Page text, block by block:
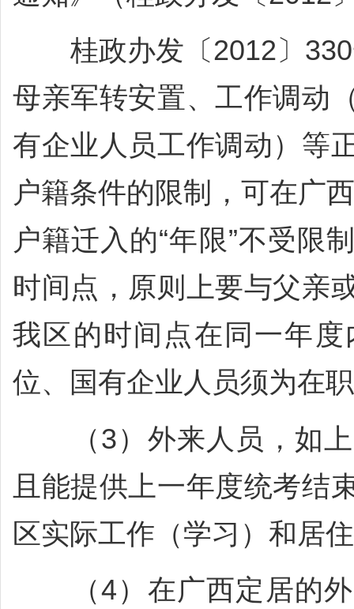
桂政办发〔2012〕330
母亲军转安置、工作调动
有企业人员工作调动）等
户籍条件的限制，可在广
户籍迁入的“年限”不受限
时间点，原则上要与父亲
我区的时间点在同一年
位、国有企业人员须为在
（3）外来人员，如上
且能提供上一年度统考结
区实际工作（学习）和居
（4）在广西定居的外